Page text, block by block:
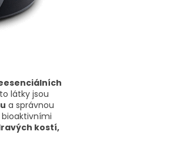
látky jsou
a správnou
kostí,